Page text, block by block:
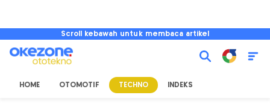
Scroll kebawah untuk membaca artikel
HOME OTOMOTIF TECHNO INDEKS